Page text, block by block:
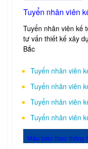
Tuyển nhân viên
Tuyển nhân viên kế
tư vấn thiết kế xây
Bắc
Tuyển nhân viên
Tuyển nhân viên
Tuyển nhân viên
Tuyển nhân viên
Mẫu biểu theo thông